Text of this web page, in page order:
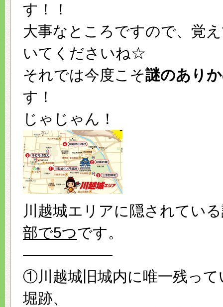
す！！
大事なところですので、覚
いてくださいね☆
それでは今度こそ謎のありか
す！
じゃじゃん！
川越城エリアに隠されてい
部で5つです。
——————
①川越城旧城内に唯一残って
堀跡、